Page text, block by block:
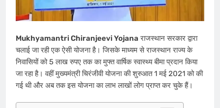
Mukhyamantri Chiranjeevi Yojana राजस्थान सरकार द्वारा
चलाई जा रही एक ऐसी योजना है। जिसके माध्यम से राजस्थान राज्य के
निवासियों को 5 लाख रुपए तक का मुफ्त वार्षिक स्वास्थ्य बीमा प्रदान किया
जा रहा है। वहीं मुख्यमंत्री चिरंजीवी योजना की शुरुआत 1 मई 2021 को की
गई थी और अब तक इस योजना का लाभ लाखों लोग प्राप्त कर चुके हैं।